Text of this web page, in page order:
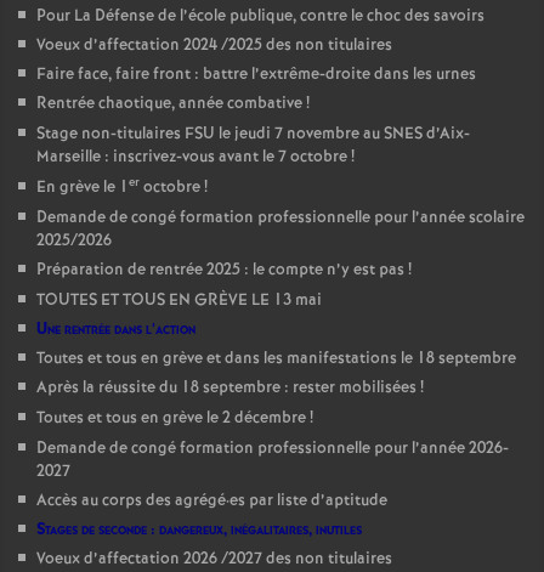
Pour La Défense de l’école publique, contre le choc des savoirs
Voeux d’affectation 2024 /2025 des non titulaires
Faire face, faire front : battre l’extrême-droite dans les urnes
Rentrée chaotique, année combative!
Stage non-titulaires FSU le jeudi 7 novembre au SNES d’Aix-
Marseille : inscrivez-vous avant le 7 octobre!
En grève le 1 er octobre!
Demande de congé formation professionnelle pour l’année scolaire
2025/2026
Préparation de rentrée 2025 : le compte n’y est pas !
TOUTES ET TOUS EN GRÈVE LE 13 mai
Une rentrée dans l’action
Toutes et tous en grève et dans les manifestations le 18 septembre
Après la réussite du 18 septembre : rester mobilisées !
Toutes et tous en grève le 2 décembre!
Demande de congé formation professionnelle pour l’année 2026-
2027
Accès au corps des agrégé·es par liste d’aptitude
Stages de seconde : dangereux, inégalitaires, inutiles
Voeux d’affectation 2026 /2027 des non titulaires